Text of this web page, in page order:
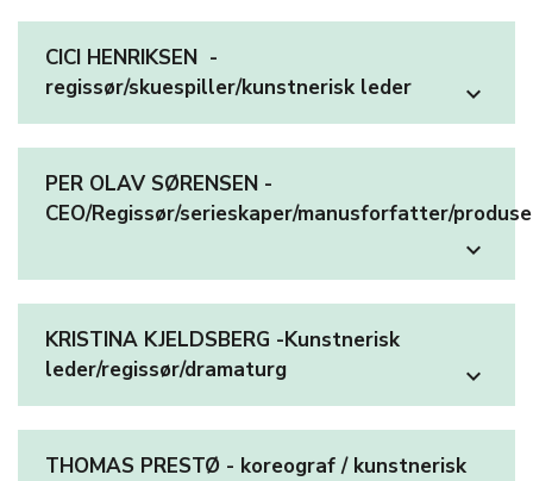
CICI HENRIKSEN -
regissør/skuespiller/kunstnerisk leder
expand_more
PER OLAV SØRENSEN -
CEO/Regissør/serieskaper/manusforfatter/
expand_more
KRISTINA KJELDSBERG -Kunstnerisk
leder/regissør/dramaturg
expand_more
THOMAS PRESTØ - koreograf / kunstnerisk